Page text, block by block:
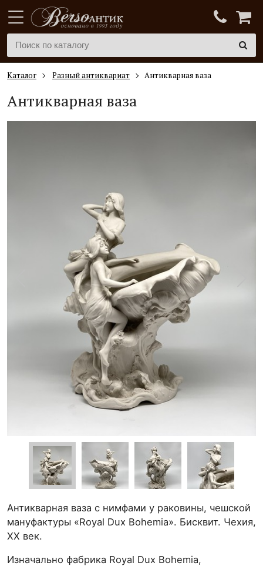
Каталог Разный антиквариат Антикварная ваза
Антикварная ваза
Антикварная ваза с нимфами у раковины, чешской
мануфактуры «Royal Dux Bohemia». Бисквит. Чехия,
XX век.
Изначально фабрика Royal Dux Bohemia,